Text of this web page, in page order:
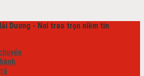
Dương - Nơi trao trọn niềm tin